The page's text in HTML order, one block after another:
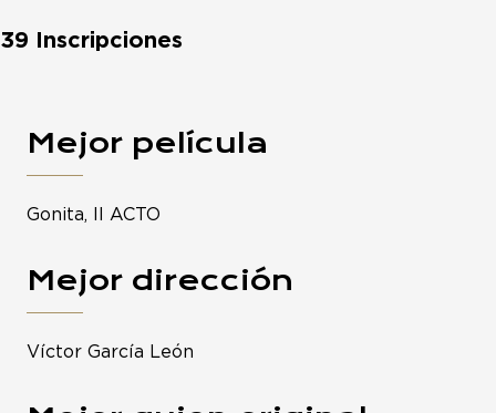
39 Inscripciones
Mejor película
Gonita, II ACTO
Mejor dirección
Víctor García León